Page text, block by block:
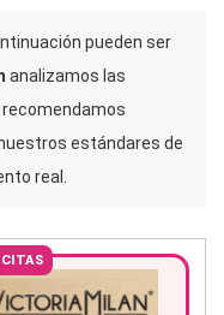
pueden ser
analizamos las
estándares de
real.